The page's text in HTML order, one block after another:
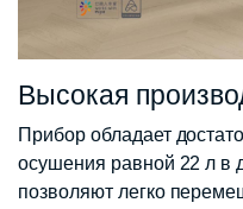
Высокая
Прибор обладает
осушения равной 22 л в
позволяют легко